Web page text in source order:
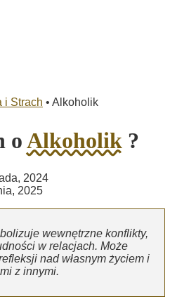
i Strach • Alkoholik
oAlkoholik ?
2024
2025
wewnętrzne konflikty,
w relacjach. Może
nad własnym życiem i
z innymi.